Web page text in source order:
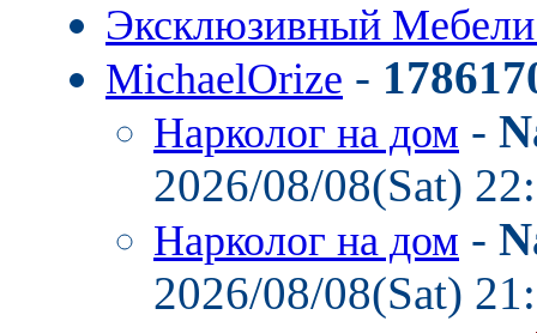
Эксклюзивный
MichaelOrize -
Нарколог на дом -
2026/08/08(Sat)
Нарколог на дом -
2026/08/08(Sat)